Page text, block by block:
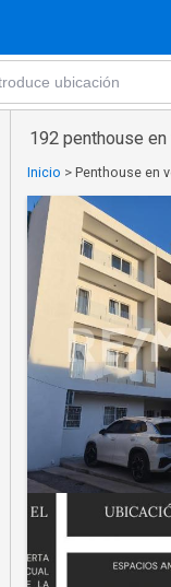
192 penthouse en
Inicio > Penthouse en